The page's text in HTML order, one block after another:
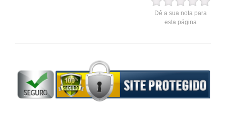
Dê a sua nota para
esta página